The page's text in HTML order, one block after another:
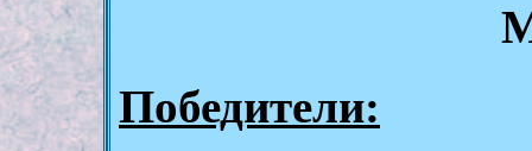
Победители: